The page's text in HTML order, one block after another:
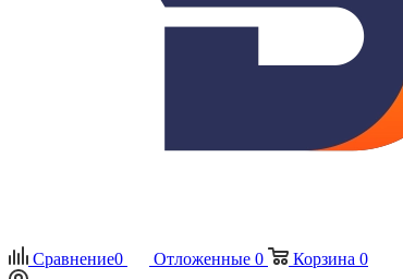
Сравнение0 Отложенные 0 Корзина 0